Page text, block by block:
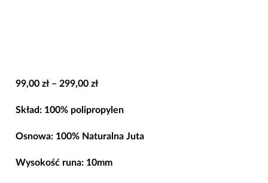
99,00 zł – 299,00 złZakres
od
99,00 zł
299,00 zł
Skład: 100% polipropylen
Osnowa: 100% Naturalna Juta
Wysokość runa: 10mm